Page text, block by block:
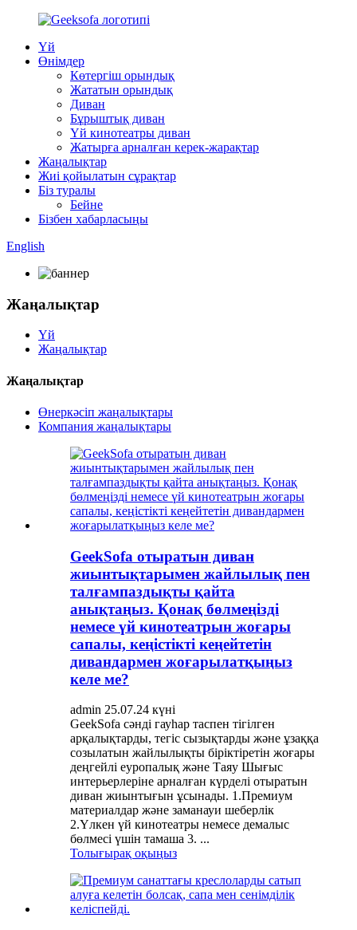
Үй
Өнімдер
Көтергіш орындық
Жататын орындық
Диван
Бұрыштық диван
Үй кинотеатры диван
Жатырға арналған керек-жарақтар
Жаңалықтар
Жиі қойылатын сұрақтар
Біз туралы
Бейне
Бізбен хабарласыңы
English
Жаңалықтар
Үй
Жаңалықтар
Жаңалықтар
Өнеркәсіп жаңалықтары
Компания жаңалықтары
GeekSofa отыратын диван
жиынтықтарымен жайлылық пен
талғампаздықты қайта
анықтаңыз. Қонақ бөлмеңізді
немесе үй кинотеатрын жоғары
сапалы, кеңістікті кеңейтетін
дивандармен жоғарылатқыңыз
келе ме?
admin 25.07.24 күні
GeekSofa сәнді гауһар таспен тігілген
арқалықтарды, тегіс сызықтарды және ұзаққа
созылатын жайлылықты біріктіретін жоғары
деңгейлі еуропалық және Таяу Шығыс
интерьерлеріне арналған күрделі отыратын
диван жиынтығын ұсынады. 1.Премиум
материалдар және заманауи шеберлік
2.Үлкен үй кинотеатры немесе демалыс
бөлмесі үшін тамаша 3. ...
Толығырақ оқыңыз